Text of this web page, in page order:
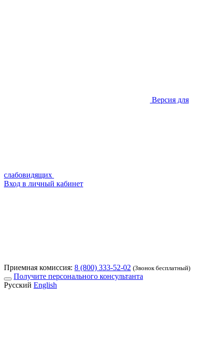
Версия для
слабовидящих
Вход в личный кабинет
Приемная комиссия: 8 (800) 333-52-02 (Звонок бесплатный)
Получите персонального консультанта
Русский English